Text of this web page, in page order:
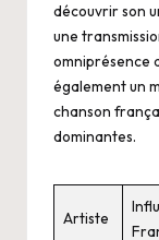
découvrir son
une
omniprésence
également un
chanson
dominantes.
Artiste